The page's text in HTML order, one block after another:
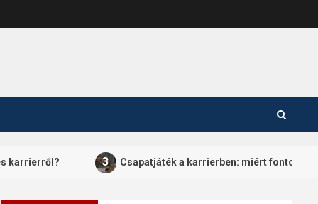
3 Csapatjáték a karrierben: miért fontos a jó munkahelyi